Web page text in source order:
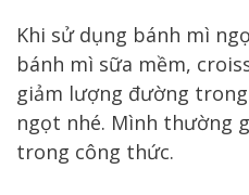
Khi sử dụng bánh mì
bánh mì sữa mềm,
giảm lượng đường
ngọt nhé. Mình thường
trong công thức.